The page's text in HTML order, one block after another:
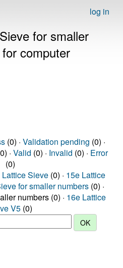
log in
for smaller
computer
(0) · Validation pending (0) ·
· Valid (0) · Invalid (0) · Error
(0)
Lattice Sieve (0) · 15e Lattice
for smaller numbers (0) ·
numbers (0) · 16e Lattice
V5 (0)